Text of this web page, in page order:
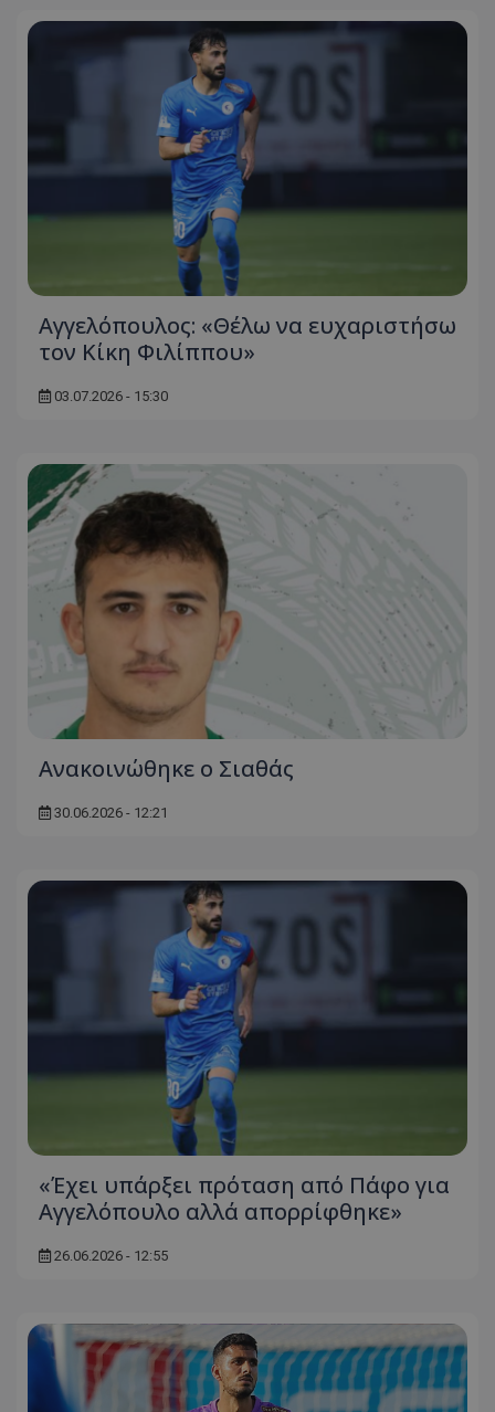
Αγγελόπουλος: «Θέλω να ευχαριστήσω
τον Κίκη Φιλίππου»
03.07.2026 - 15:30
Ανακοινώθηκε ο Σιαθάς
30.06.2026 - 12:21
«Έχει υπάρξει πρόταση από Πάφο για
Αγγελόπουλο αλλά απορρίφθηκε»
26.06.2026 - 12:55